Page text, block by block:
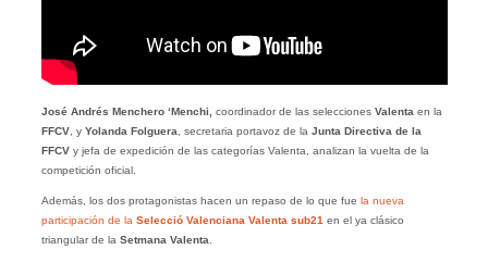
José Andrés Menchero ‘Menchi, coordinador de las selecciones Valenta en la
FFCV, y Yolanda Folguera , secretaria portavoz de la Junta Directiva de la
FFCV y jefa de expedición de las categorías Valenta, analizan la vuelta de la
competición oficial.
Además, los dos protagonistas hacen un repaso de lo que fue la nueva
participación de la Selecció Valenciana Valenta sub21 en el ya clásico
triangular de la Setmana Valenta